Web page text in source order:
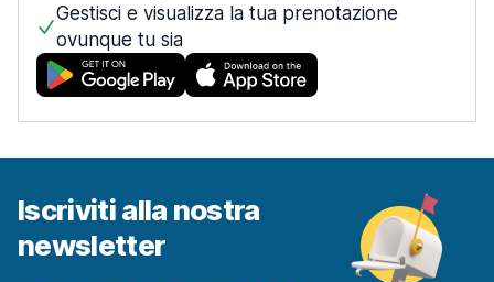
Gestisci e visualizza la tua prenotazione
ovunque tu sia
Iscriviti alla nostra
newsletter